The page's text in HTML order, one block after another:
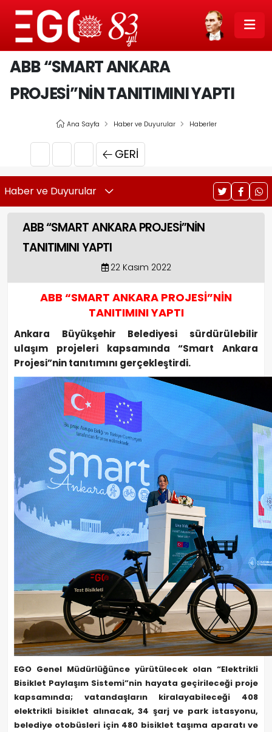
ABB “SMART ANKARA
PROJESİ”NİN TANITIMINI YAPTI
Ana Sayfa Haber ve Duyurular Haberler
GERI
Haber ve Duyurular
ABB “SMART ANKARA PROJESİ”NİN
TANITIMINI YAPTI
22 Kasım 2022
ABB “SMART ANKARA PROJESİ”NİN
TANITIMINI YAPTI
Ankara Büyükşehir Belediyesi sürdürülebilir
ulaşım projeleri kapsamında “Smart Ankara
Projesi”nin tanıtımını gerçekleştirdi.
EGO Genel Müdürlüğünce yürütülecek olan “Elektrikli
Bisiklet Paylaşım Sistemi”nin hayata geçirileceği proje
kapsamında; vatandaşların kiralayabileceği 408
elektrikli bisiklet alınacak, 34 şarj ve park istasyonu,
belediye otobüsleri için 480 bisiklet taşıma aparatı ve